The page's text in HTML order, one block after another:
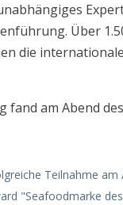
Über
die
am Abend
Teilnahme am
"Seafoodmarke